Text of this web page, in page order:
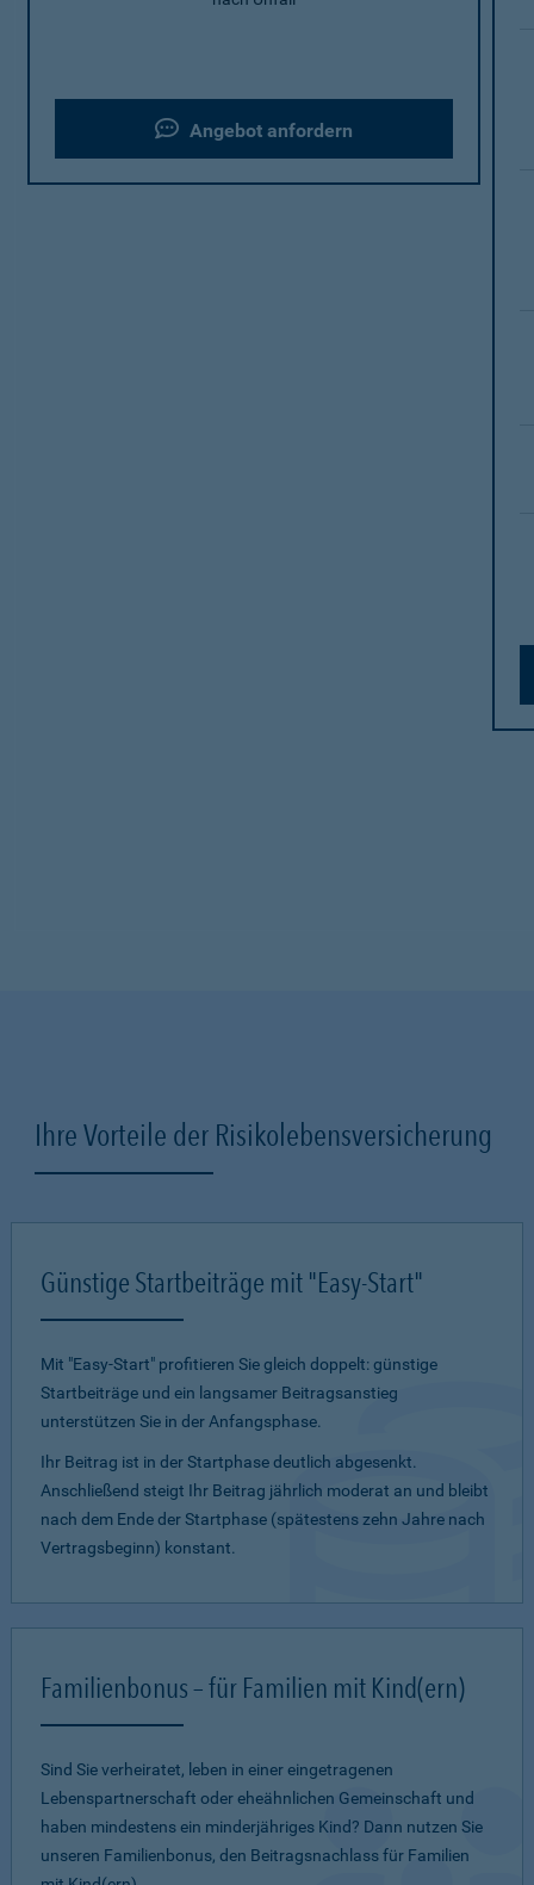
Angebot anfordern
Ihre Vorteile der Risikolebensversicherung
Günstige Startbeiträge mit "Easy-Start"
Mit "Easy-Start" profitieren Sie gleich doppelt: günstige
Startbeiträge und ein lang­samer Beitragsanstieg
unterstützen Sie in der Anfangsphase.
Ihr Beitrag ist in der Startphase deutlich abgesenkt.
Anschließend steigt Ihr Beitrag jährlich moderat an und bleibt
nach dem Ende der Startphase (spätestens zehn Jahre nach
Vertragsbeginn) konstant.
Familienbonus – für Familien mit Kind(ern)
Sind Sie verheiratet, leben in einer eingetragenen
Lebenspartnerschaft oder eheähnlichen Gemeinschaft und
haben mindestens ein minderjähriges Kind? Dann nutzen Sie
unseren Familienbonus, den Beitragsnachlass für Familien